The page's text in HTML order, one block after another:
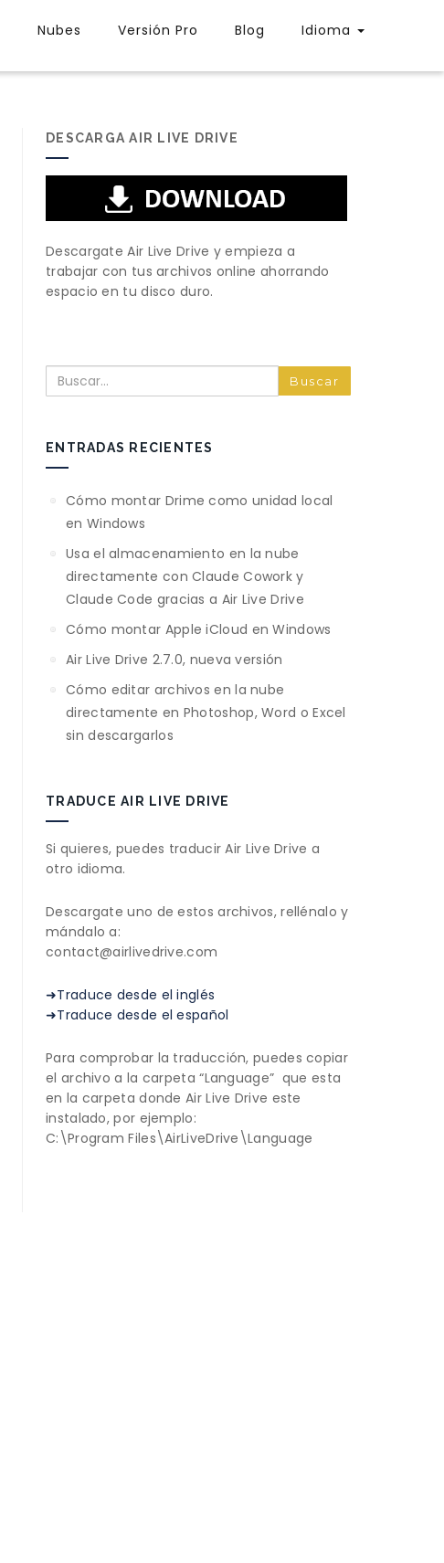
Nubes Versión Pro Blog Idioma
DESCARGA AIR LIVE DRIVE
Descargate Air Live Drive y empieza a
trabajar con tus archivos online ahorrando
espacio en tu disco duro.
Buscar
ENTRADAS RECIENTES
Cómo montar Drime como unidad local
en Windows
Usa el almacenamiento en la nube
directamente con Claude Cowork y
Claude Code gracias a Air Live Drive
Cómo montar Apple iCloud en Windows
Air Live Drive 2.7.0, nueva versión
Cómo editar archivos en la nube
directamente en Photoshop, Word o Excel
sin descargarlos
TRADUCE AIR LIVE DRIVE
Si quieres, puedes traducir Air Live Drive a
otro idioma.
Descargate uno de estos archivos, rellénalo y
mándalo a:
contact@airlivedrive.com
➜Traduce desde el inglés
➜Traduce desde el español
Para comprobar la traducción, puedes copiar
el archivo a la carpeta “Language” que esta
en la carpeta donde Air Live Drive este
instalado, por ejemplo:
C:\Program Files\AirLiveDrive\Language